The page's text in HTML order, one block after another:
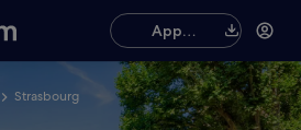
App
herunterladen
Strasbourg